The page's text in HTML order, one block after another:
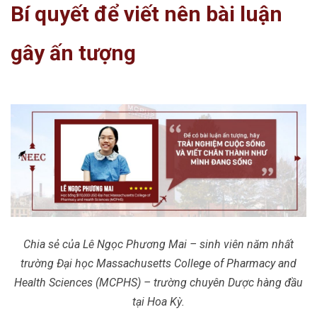
Bí quyết để viết nên bài luận
gây ấn tượng
Chia sẻ của Lê Ngọc Phương Mai – sinh viên năm nhất
trường Đại học Massachusetts College of Pharmacy and
Health Sciences (MCPHS) – trường chuyên Dược hàng đầu
tại Hoa Kỳ.